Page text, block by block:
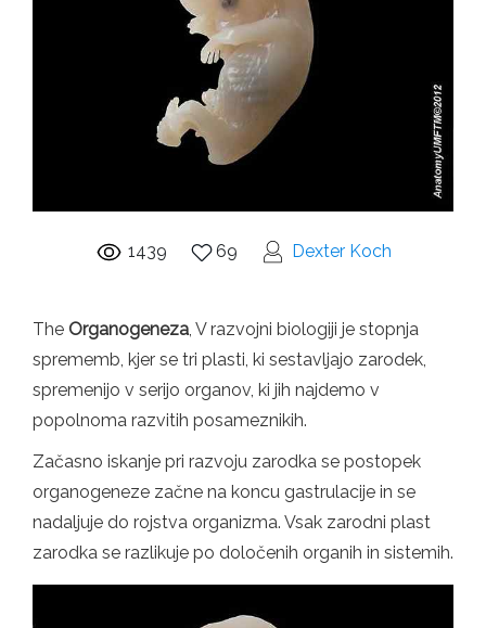
1439 69 Dexter Koch
The Organogeneza, V razvojni biologiji je stopnja
sprememb, kjer se tri plasti, ki sestavljajo zarodek,
spremenijo v serijo organov, ki jih najdemo v
popolnoma razvitih posameznikih.
Začasno iskanje pri razvoju zarodka se postopek
organogeneze začne na koncu gastrulacije in se
nadaljuje do rojstva organizma. Vsak zarodni plast
zarodka se razlikuje po določenih organih in sistemih.